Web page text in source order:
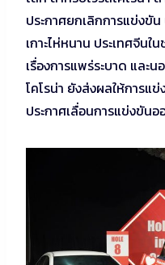
ประกาศยกเลิกการแข่งขั
เกาะไห่หนาน ประเทศจีน
เรื่องการแพร่ระบาด และ
โคโรน่า ยังส่งผลให้การแ
ประกาศเลื่อนการแข่งขัน